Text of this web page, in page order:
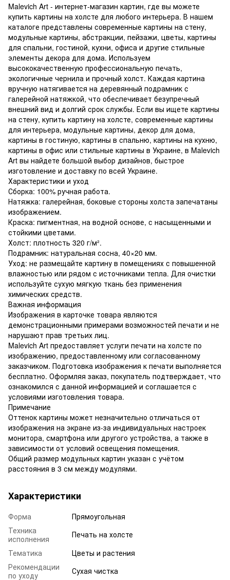
Malevich Art - интернет-магазин картин, где вы можете
купить картины на холсте для любого интерьера. В нашем
каталоге представлены современные картины на стену,
модульные картины, абстракции, пейзажи, цветы, картины
для спальни, гостиной, кухни, офиса и другие стильные
элементы декора для дома. Используем
высококачественную профессиональную печать,
экологичные чернила и прочный холст. Каждая картина
вручную натягивается на деревянный подрамник с
галерейной натяжкой, что обеспечивает безупречный
внешний вид и долгий срок службы. Если вы ищете картины
на стену, купить картину на холсте, современные картины
для интерьера, модульные картины, декор для дома,
картины в гостиную, картины в спальню, картины на кухню,
картины в офис или стильные картины в Украине, в Malevich
Art вы найдете большой выбор дизайнов, быстрое
изготовление и доставку по всей Украине.
Характеристики и уход
Сборка: 100% ручная работа.
Натяжка: галерейная, боковые стороны холста запечатаны
изображением.
Краска: пигментная, на водной основе, с насыщенными и
стойкими цветами.
Холст: плотность 320 г/м².
Подрамник: натуральная сосна, 40×20 мм.
Уход: не размещайте картину в помещениях с повышенной
влажностью или рядом с источниками тепла. Для очистки
используйте сухую мягкую ткань без применения
химических средств.
Важная информация
Изображения в карточке товара являются
демонстрационными примерами возможностей печати и не
нарушают прав третьих лиц.
Malevich Art предоставляет услуги печати на холсте по
изображению, предоставленному или согласованному
заказчиком. Подготовка изображения к печати выполняется
бесплатно. Оформляя заказ, покупатель подтверждает, что
ознакомился с данной информацией и соглашается с
условиями изготовления товара.
Примечание
Оттенок картины может незначительно отличаться от
изображения на экране из-за индивидуальных настроек
монитора, смартфона или другого устройства, а также в
зависимости от условий освещения помещения.
Общий размер модульных картин указан с учётом
расстояния в 3 см между модулями.
Характеристики
Форма
Прямоугольная
Техника
исполнения
Печать на холсте
Тематика
Цветы и растения
Рекомендации
по уходу
Сухая чистка